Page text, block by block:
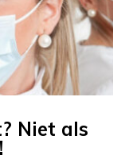
Niet als